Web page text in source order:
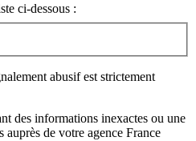
ci-dessous :
abusif est strictement
des informations inexactes ou une
auprès de votre agence France